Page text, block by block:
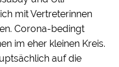
mit Vertreterinnen
Corona-bedingt
im eher kleinen Kreis.
auf die